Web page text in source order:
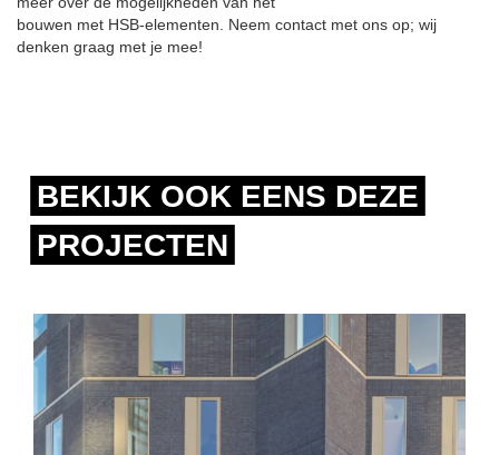
bouwen met HSB-elementen. Neem contact met ons op; wij
denken graag met je mee!
BEKIJK OOK EENS DEZE
PROJECTEN